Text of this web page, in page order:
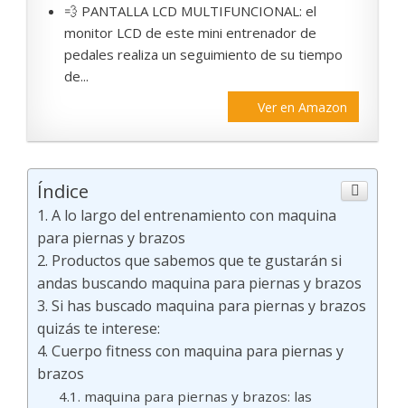
💨 PANTALLA LCD MULTIFUNCIONAL: el
monitor LCD de este mini entrenador de
pedales realiza un seguimiento de su tiempo
de...
Ver en Amazon
Índice
A lo largo del entrenamiento con maquina
para piernas y brazos
Productos que sabemos que te gustarán si
andas buscando maquina para piernas y brazos
Si has buscado maquina para piernas y brazos
quizás te interese:
Cuerpo fitness con maquina para piernas y
brazos
maquina para piernas y brazos: las